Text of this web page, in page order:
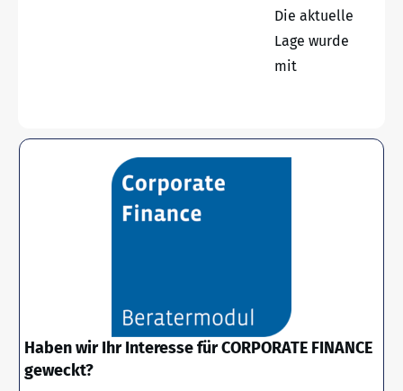
Die aktuelle
Lage wurde
mit
Haben wir Ihr Interesse für CORPORATE FINANCE
geweckt?